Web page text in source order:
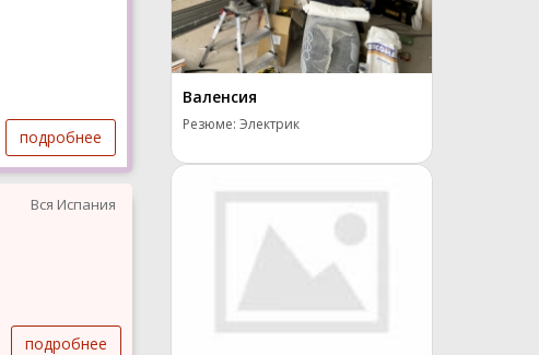
подробнее
Вся Испания
подробнее
Валенсия
Резюме: Электрик